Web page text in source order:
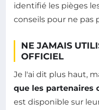
identifié les pièges
conseils pour ne pas
NE JAMAIS
OFFICIEL
Je l'ai dit plus haut,
que les partenaires
est disponible sur